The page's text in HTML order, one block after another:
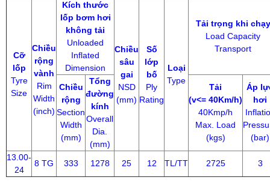
Cỡ
lốp
Tyre
Size
Chiều
rộng
vành
Rim
Width
(inch)
Kích thước
lốp bơm hơi
không tải
Unloaded
Inflated
Dimension
Chiều
sâu
gai
NSD
(mm)
Số
lớp
bố
Ply
Rating
Loại
Type
Tải trọng khi chạy
Load Capacity
Transport
Chiều
rộng
Section
Width
(mm)
Tổng
đường
kính
Overall
Dia.
(mm)
Tải
(v<= 40Km/h)
40Kmp/h
Max. Load
(kgs)
Áp
hơi
(bar)
13.00-
24
8 TG 333 1278 25 12 TL/TT 2725 3